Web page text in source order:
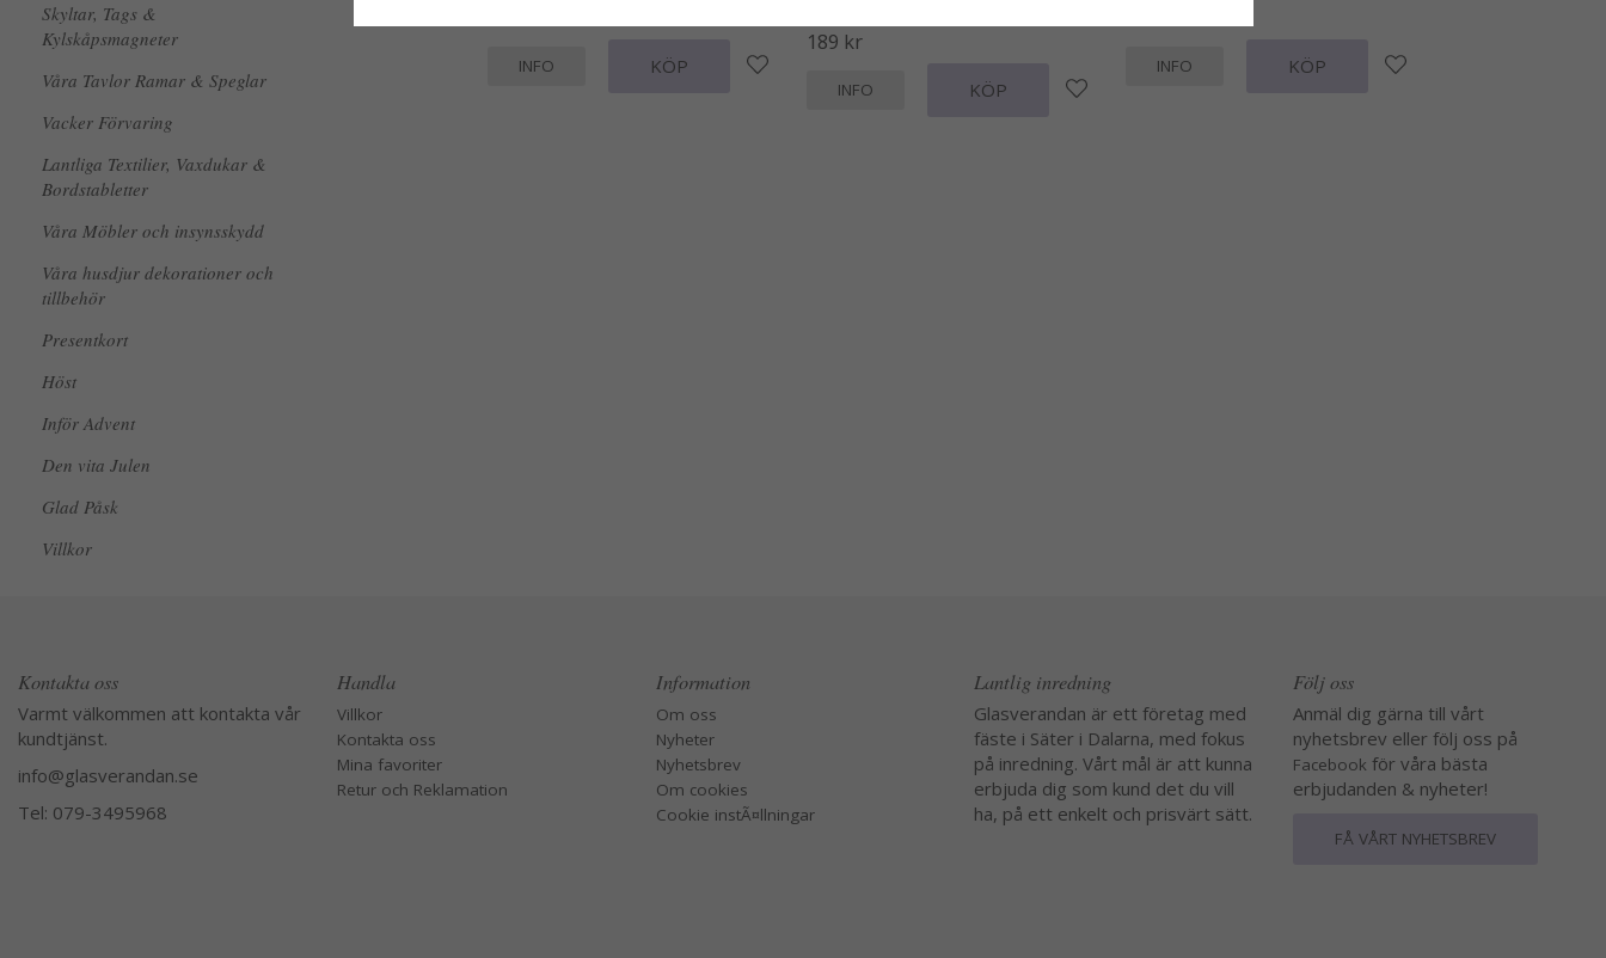
Skyltar, Tags &
Kylskåpsmagneter
Våra Tavlor Ramar & Speglar
Vacker Förvaring
Lantliga Textilier, Vaxdukar &
Bordstabletter
Våra Möbler och insynsskydd
Våra husdjur dekorationer och
tillbehör
Presentkort
Höst
Inför Advent
Den vita Julen
Glad Påsk
Villkor
INFO KÖP
189 kr
INFO KÖP
INFO KÖP
Kontakta oss
Varmt välkommen att kontakta vår
kundtjänst.
info@glasverandan.se
Tel: 079-3495968
Handla
Villkor
Kontakta oss
Mina favoriter
Retur och Reklamation
Information
Om oss
Nyheter
Nyhetsbrev
Om cookies
Cookie instÃ¤llningar
Lantlig inredning
Glasverandan är ett företag med
fäste i Säter i Dalarna, med fokus
på inredning. Vårt mål är att kunna
erbjuda dig som kund det du vill
ha, på ett enkelt och prisvärt sätt.
Följ oss
Anmäl dig gärna till vårt
nyhetsbrev eller följ oss på
Facebook för våra bästa
erbjudanden & nyheter!
FÅ VÅRT NYHETSBREV